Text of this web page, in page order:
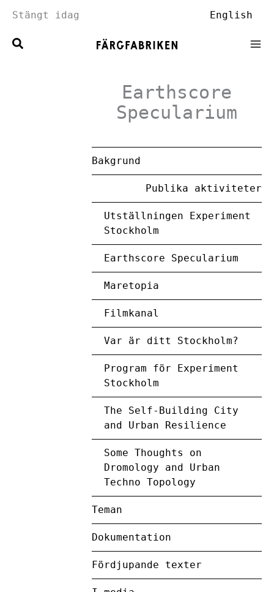
till
innehåll
Stängt idag English
Earthscore
Specularium
Bakgrund
Publika aktiviteter
Utställningen Experiment
Stockholm
Earthscore Specularium
Maretopia
Filmkanal
Var är ditt Stockholm?
Program för Experiment
Stockholm
The Self-Building City
and Urban Resilience
Some Thoughts on
Dromology and Urban
Techno Topology
Teman
Dokumentation
Fördjupande texter